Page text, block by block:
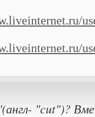
"cut")?